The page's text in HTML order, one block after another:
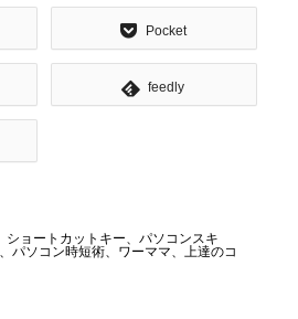
Pocket
feedly
ショートカットキー、パソコンスキ
パソコン時短術、ワーママ、上達のコ